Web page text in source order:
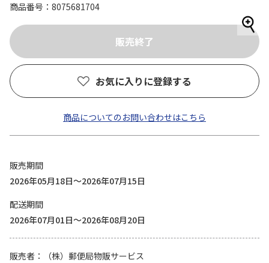
商品番号
8075681704
お気に入りに登録する
商品についてのお問い合わせはこちら
販売期間
2026年05月18日～2026年07月15日
配送期間
2026年07月01日～2026年08月20日
販売者
（株）郵便局物販サービス